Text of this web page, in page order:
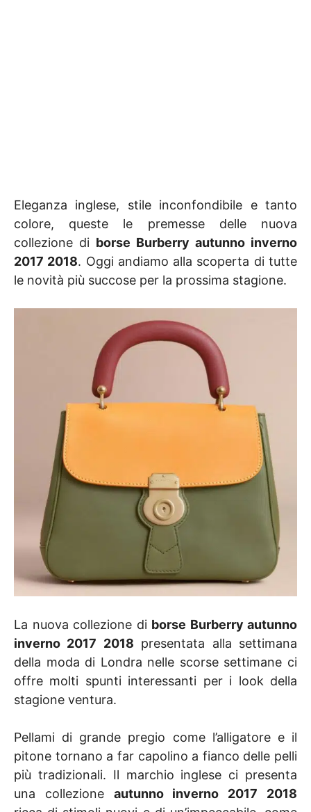
Eleganza inglese, stile inconfondibile e tanto
colore, queste le premesse delle nuova
collezione di borse Burberry autunno inverno
2017 2018. Oggi andiamo alla scoperta di tutte
le novità più succose per la prossima stagione.
La nuova collezione di borse Burberry autunno
inverno 2017 2018 presentata alla settimana
della moda di Londra nelle scorse settimane ci
offre molti spunti interessanti per i look della
stagione ventura.
Pellami di grande pregio come l’alligatore e il
pitone tornano a far capolino a fianco delle pelli
più tradizionali. Il marchio inglese ci presenta
una collezione autunno inverno 2017 2018